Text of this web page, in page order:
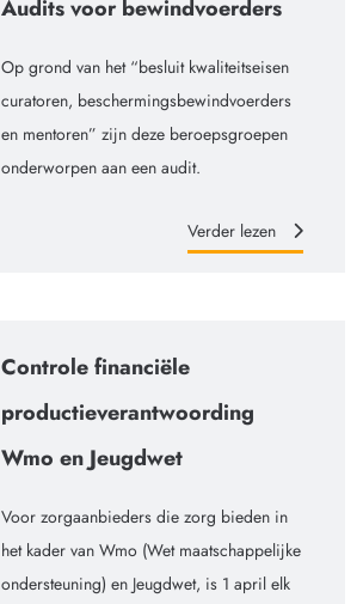
Audits voor bewindvoerders
Op grond van het “besluit kwaliteitseisen
curatoren, beschermingsbewindvoerders
en mentoren” zijn deze beroepsgroepen
onderworpen aan een audit.
Verder lezen
Controle financiële
productieverantwoording
Wmo en Jeugdwet
Voor zorgaanbieders die zorg bieden in
het kader van Wmo (Wet maatschappelijke
ondersteuning) en Jeugdwet, is 1 april elk